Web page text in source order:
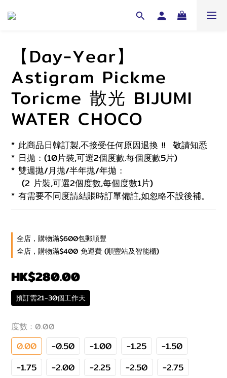
【Day-Year】
Astigram Pickme
Toricme 散光 BIJUMI
WATER CHOCO
* 此商品日韓訂製,不接受任何原因退換 !!  敬請知悉
* 日拋 : (10片裝,可選2個度數.每個度數5片)
* 雙週拋/月拋/半年拋/年拋 :
   (2 片裝,可選2個度數,每個度數1片)
* 有需要不同度請結賬時訂單備註,如忽略不設後補。
全店，購物滿$600包郵順豐
全店，購物滿$400 免運費 (順豐站及智能櫃)
HK$280.00
預訂需21-30個工作天
度數 : 0.00
0.00 -0.50 -1.00 -1.25
-1.50
-1.75
-2.00 -2.25 -2.50
-2.75